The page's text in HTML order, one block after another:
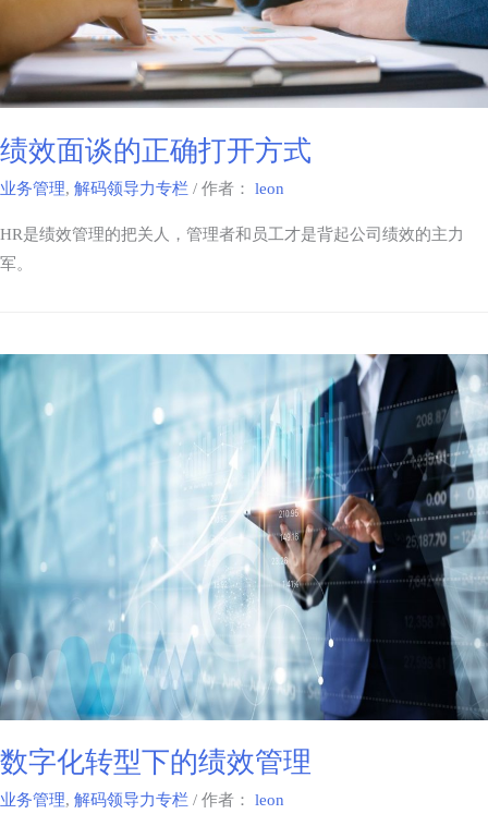
绩效面谈的正确打开方式
业务管理, 解码领导力专栏 / 作者： leon
HR是绩效管理的把关人，管理者和员工才是背起公司绩效的主力
军。
数字化转型下的绩效管理
业务管理, 解码领导力专栏 / 作者： leon